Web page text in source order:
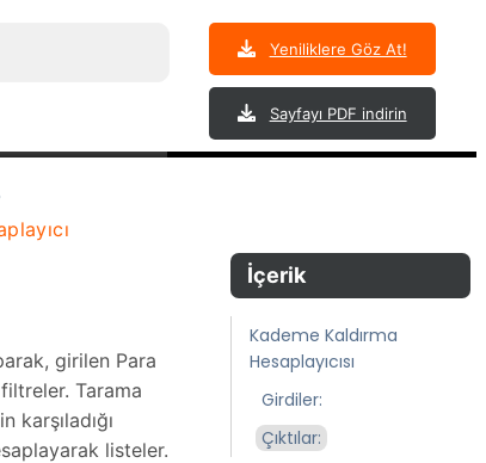
Yeniliklere Göz At!
Sayfayı PDF indirin
girilen Para
Tarama
karşıladığı
listeler.
İçerik
Kademe Kaldırma
Hesaplayıcısı
Girdiler:
Çıktılar: